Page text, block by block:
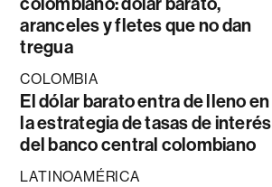
aranceles y fletes que no dan
tregua
COLOMBIA
El dólar barato entra de lleno en
la estrategia de tasas de interés
del banco central colombiano
LATINOAMÉRICA